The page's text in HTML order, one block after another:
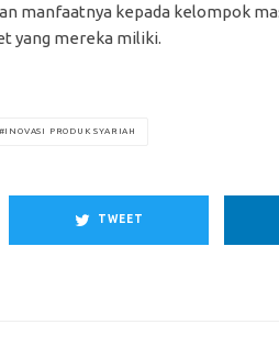
manfaatnya kepada kelompok
yang mereka miliki.
INOVASI PRODUK SYARIAH
TWEET